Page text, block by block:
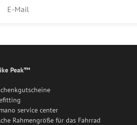
Peak™
service center
Rahmengröße für das Fahrrad